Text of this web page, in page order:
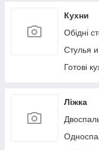
Кухни
Обідні
Стулья
Готові
Ліжка